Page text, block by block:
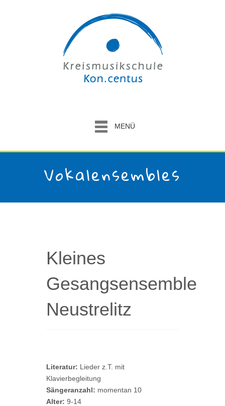
MENÜ
Vokalensembles
Kleines
Gesangsensemble
Neustrelitz
Literatur: Lieder z.T. mit
Klavierbegleitung
Sängeranzahl: momentan 10
Alter: 9-14